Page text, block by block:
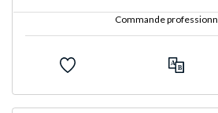
Commande